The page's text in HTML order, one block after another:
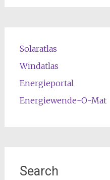
Solaratlas
Windatlas
Energieportal
Energiewende-O-Mat
Search